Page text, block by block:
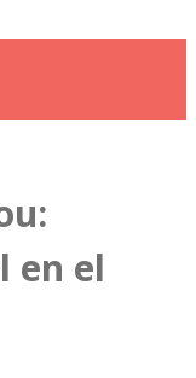
en el